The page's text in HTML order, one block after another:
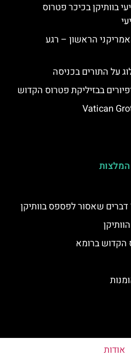
בוותיקן בכיכר פטרוס
האמריקני הראשון – רגע
על התורים בכניסה
בבזיליקת פטרוס הקדוש
המלצות
הקדוש ברומא
אודות